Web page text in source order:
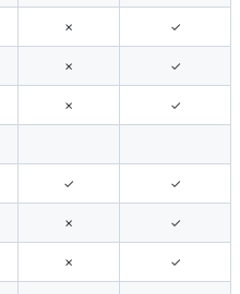
✗ ✓
✗ ✓
✗ ✓
✓ ✓
✗ ✓
✗ ✓